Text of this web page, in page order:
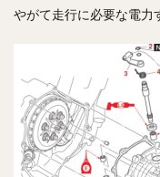
やがて走行に必要な電力